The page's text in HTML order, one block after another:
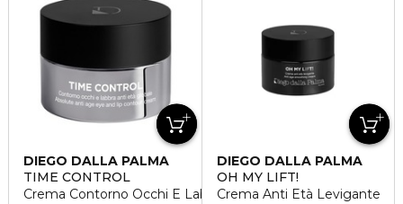
DIEGO DALLA PALMA
TIME CONTROL
Crema Contorno Occhi E Labbra Anti Età Globale
DIEGO DALLA PALMA
OH MY LIFT!
Crema Anti Età Levigante